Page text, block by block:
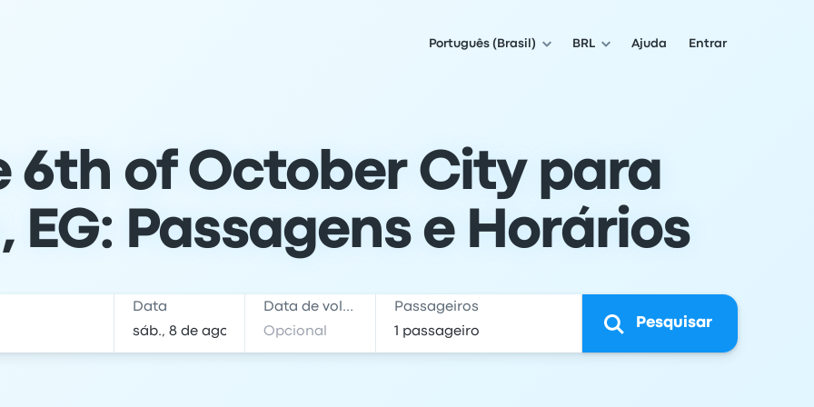
Português (Brasil) BRL Ajuda Entrar
6th of October City para
EG: Passagens e Horários
Data Data de volta Passageiros
Pesquisar